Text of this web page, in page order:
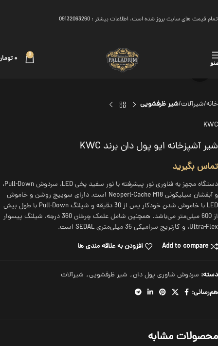
تمام قیمت های سایت بروز شده است. اطلاعات بیشتر : 09132063260
0 ۰
برای بزرگنمایی کلیک کنید
خانه شیرآلات شیر ظرفشویی
KWC
شیر آشپزخانه ایو پول دان برند KWC
تماس بگیرید
دستگاه مجهز به فناوری نور پیشرفته با نور سفید یخی LED، سردوش Pull-Down،
و آبفشان سیلیکونی Neoperl-Cache M18 است. دارای سوییچ روشن و خاموش
LED با خاموش شدن خودکار پس از 30 دقیقه و شیلنگ Pull-Down با طول بیش
از 600 میلی‌متر می‌باشد. همچنین شامل علمک چرخان 360 درجه، شیلنگ پیسوار
Ultra-Flex، و کارتریج سرامیکی 35 میلی‌متری SEDAL است.
Add to compare
افزودن به علاقه مندی ها
دسته: سردوش شاوری پول دان, شیر ظرفشویی, شیرآلات
هم‌رسانی:
محصولات مشابه